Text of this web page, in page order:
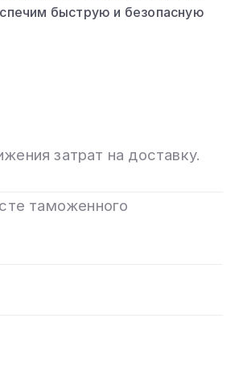
быструю и безопасную
затрат на доставку.
таможенного